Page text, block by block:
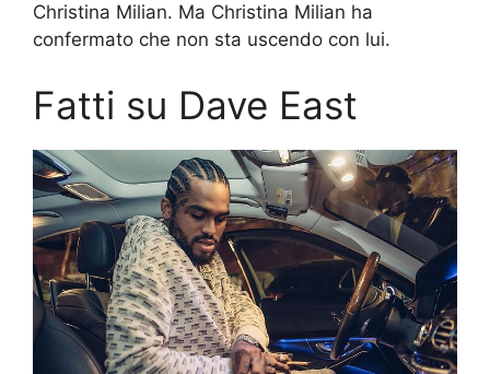
Christina Milian. Ma Christina Milian ha
confermato che non sta uscendo con lui.
Fatti su Dave East